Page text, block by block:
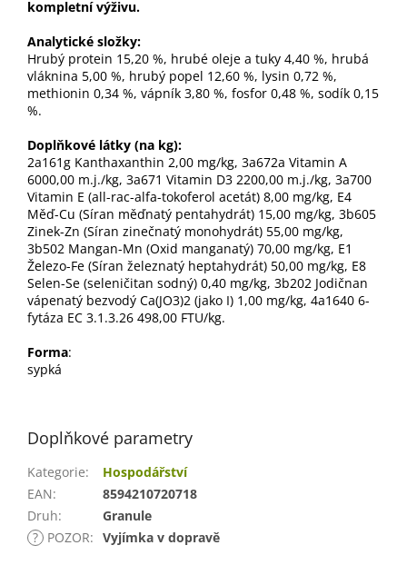
kompletní výživu.
Analytické složky:
Hrubý protein 15,20 %, hrubé oleje a tuky 4,40 %, hrubá
vláknina 5,00 %, hrubý popel 12,60 %, lysin 0,72 %,
methionin 0,34 %, vápník 3,80 %, fosfor 0,48 %, sodík 0,15
%.
Doplňkové látky (na kg):
2a161g Kanthaxanthin 2,00 mg/kg, 3a672a Vitamin A
6000,00 m.j./kg, 3a671 Vitamin D3 2200,00 m.j./kg, 3a700
Vitamin E (all-rac-alfa-tokoferol acetát) 8,00 mg/kg, E4
Měď-Cu (Síran měďnatý pentahydrát) 15,00 mg/kg, 3b605
Zinek-Zn (Síran zinečnatý monohydrát) 55,00 mg/kg,
3b502 Mangan-Mn (Oxid manganatý) 70,00 mg/kg, E1
Železo-Fe (Síran železnatý heptahydrát) 50,00 mg/kg, E8
Selen-Se (seleničitan sodný) 0,40 mg/kg, 3b202 Jodičnan
vápenatý bezvodý Ca(JO3)2 (jako I) 1,00 mg/kg, 4a1640 6-
fytáza EC 3.1.3.26 498,00 FTU/kg.
Forma:
sypká
Doplňkové parametry
Kategorie:
Hospodářství
EAN:
8594210720718
Druh:
Granule
? POZOR: Vyjímka v dopravě